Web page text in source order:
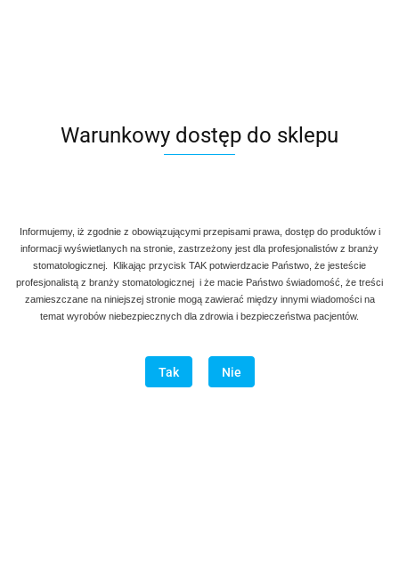
Warunkowy dostęp do sklepu
Informujemy, iż zgodnie z obowiązującymi przepisami prawa, dostęp do produktów i
informacji wyświetlanych na stronie, zastrzeżony jest dla profesjonalistów z branży
stomatologicznej. Klikając przycisk TAK potwierdzacie Państwo, że jesteście
profesjonalistą z branży stomatologicznej i że macie Państwo świadomość, że treści
zamieszczane na niniejszej stronie mogą zawierać między innymi wiadomości na
temat wyrobów niebezpiecznych dla zdrowia i bezpieczeństwa pacjentów.
Tak Nie